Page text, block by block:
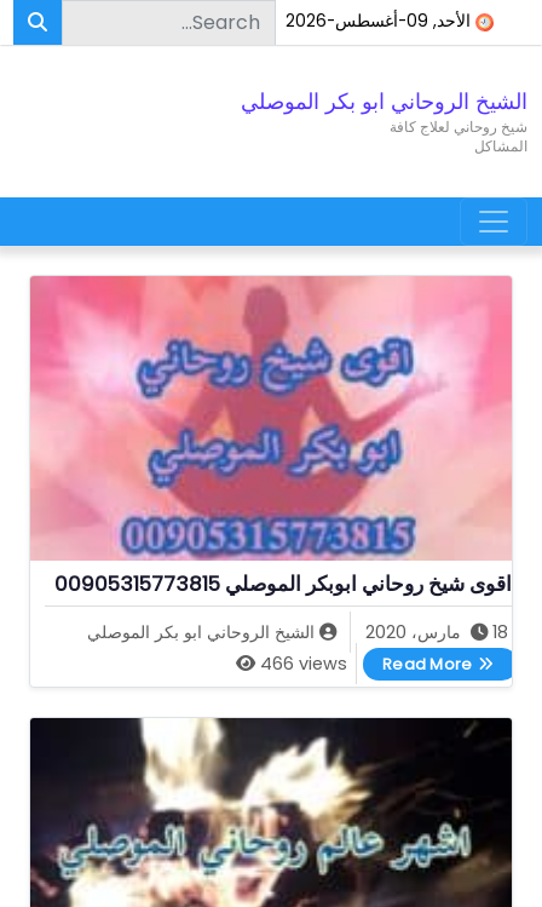
Skip to content
الأحد, 09-أغسطس-2026 Search for:
الشيخ الروحاني ابو بكر الموصلي
شيخ روحاني لعلاج كافة
المشاكل
Main Navigation
اقوى شيخ روحاني ابوبكر الموصلي 00905315773815
18 مارس، 2020
الشيخ الروحاني ابو بكر الموصلي
466 views
Read More
اقوى شيخ روحاني ابوبكر الموصلي 00905315773815